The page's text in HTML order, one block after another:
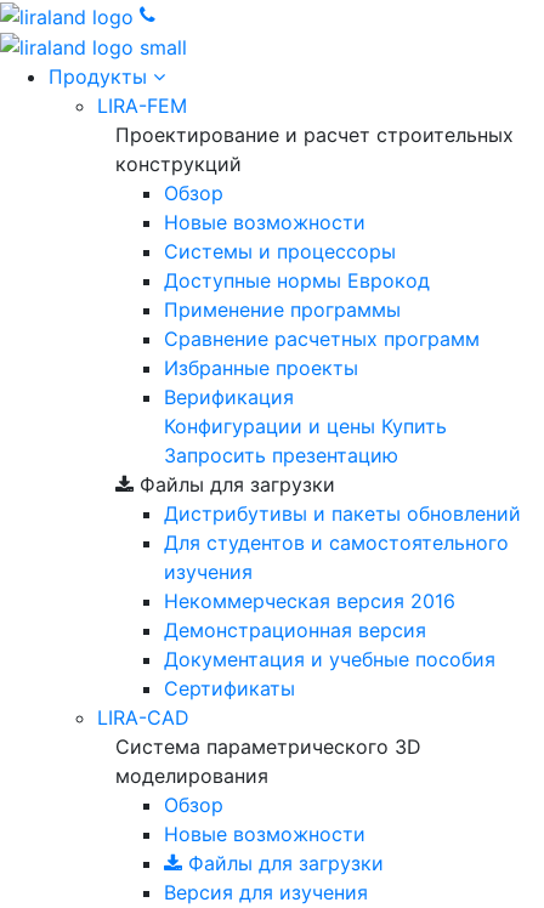
Продукты
LIRA-FEM
Проектирование и расчет строительных
конструкций
Обзор
Новые возможности
Cистемы и процессоры
Доступные нормы Еврокод
Применение программы
Сравнение расчетных программ
Избранные проекты
Верификация
Конфигурации и цены Купить
Запросить презентацию
Файлы для загрузки
Дистрибутивы и пакеты обновлений
Для студентов и самостоятельного
изучения
Некоммерческая версия 2016
Демонстрационная версия
Документация и учебные пособия
Сертификаты
LIRA-CAD
Система параметрического 3D
моделирования
Обзор
Новые возможности
Файлы для загрузки
Версия для изучения